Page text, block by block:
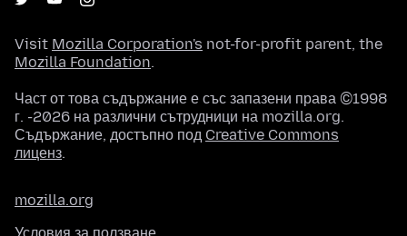
Visit Mozilla Corporation's not-for-profit parent, the
Mozilla Foundation.
Част от това съдържание е със запазени права ©1998
г. -2026 на различни сътрудници на mozilla.org.
Съдържание, достъпно под Creative Commons
лиценз.
mozilla.org